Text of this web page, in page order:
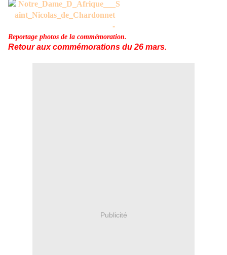
-
Reportage photos de la commémoration.
Retour aux commémorations du 26 mars.
Publicité